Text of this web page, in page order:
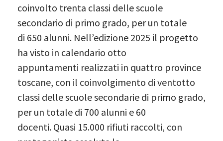
coinvolto trenta classi delle scuole
secondario di primo grado, per un totale
di 650 alunni. Nell’edizione 2025 il progetto
ha visto in calendario otto
appuntamenti realizzati in quattro province
toscane, con il coinvolgimento di ventotto
classi delle scuole secondarie di primo grado,
per un totale di 700 alunni e 60
docenti. Quasi 15.000 rifiuti raccolti, con